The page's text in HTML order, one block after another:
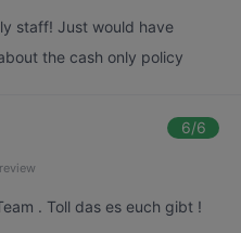
staff! Just would have
the cash only policy
6/6
. Toll das es euch gibt !